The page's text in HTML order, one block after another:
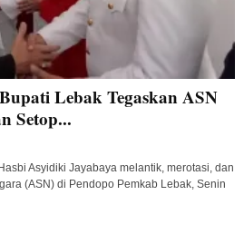
Lebak Tegaskan ASN
Setop...
Asyidiki Jayabaya melantik, merotasi, dan
(ASN) di Pendopo Pemkab Lebak, Senin